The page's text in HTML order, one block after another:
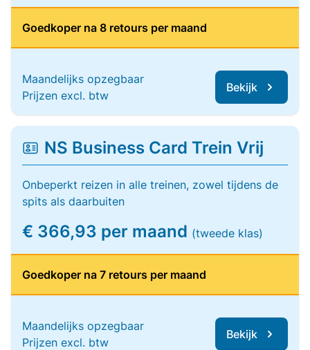
Goedkoper na 8 retours per maand
Maandelijks opzegbaar
Prijzen excl. btw
Bekijk
NS Business Card Trein Vrij
Onbeperkt reizen in alle treinen, zowel tijdens de
spits als daarbuiten
€ 366,93 per maand (tweede klas)
Goedkoper na 7 retours per maand
Maandelijks opzegbaar
Prijzen excl. btw
Bekijk